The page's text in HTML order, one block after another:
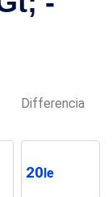
Differencia
20le